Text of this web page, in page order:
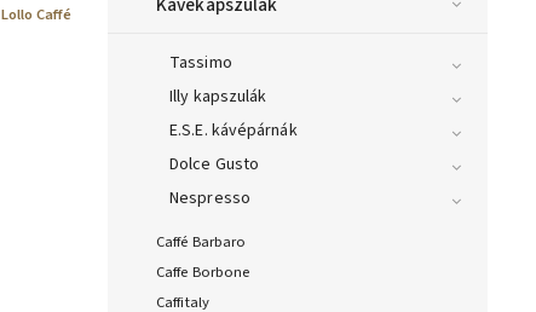
Tassimo
Illy kapszulák
E.S.E. kávépárnák
Dolce Gusto
Nespresso
Caffé Barbaro
Caffe Borbone
Caffitaly
Lollo Caffé